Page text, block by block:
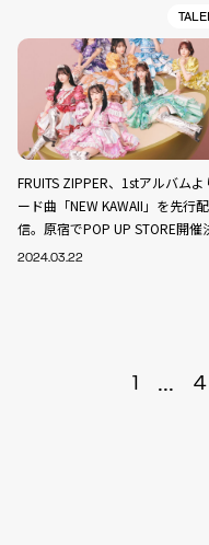
FRUITS ZIPPER、1stアルバムよ
ード曲「NEW KAWAII」を先行配
信。原宿でPOP UP STORE開催
2024.03.22
1 ... 4